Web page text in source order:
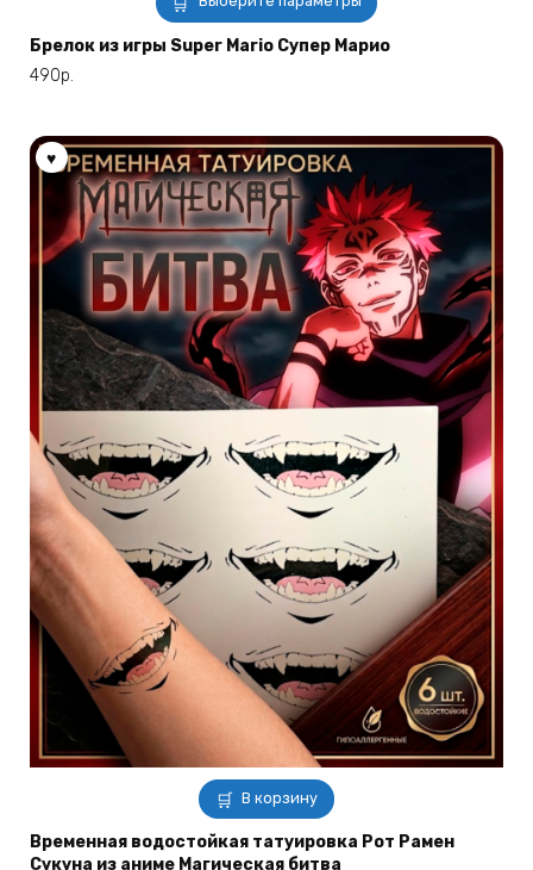
товар
имеет
можно
выбрать
на
странице
товара.
Брелок из игры Super Mario Супер Марио
490р.
В корзину
Временная водостойкая татуировка Рот Рамен
Сукуна из аниме Магическая битва